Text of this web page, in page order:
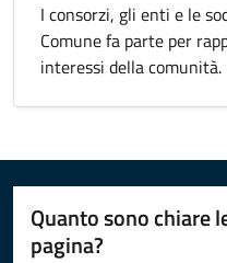
I consorzi, gli enti e le
Comune fa parte per
interessi della comunità.
Quanto sono chiare
pagina?